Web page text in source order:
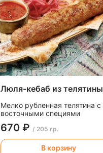
Люля-кебаб из телятины
Мелко рубленная телятина с
восточными специями
670 ₽ / 205 гр.
В корзину